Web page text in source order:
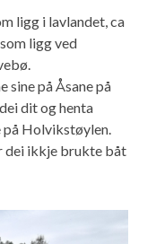
ligg i lavlandet, ca
ligg ved
sine på Åsane på
dit og henta
på Holvikstøylen.
dei ikkje brukte båt